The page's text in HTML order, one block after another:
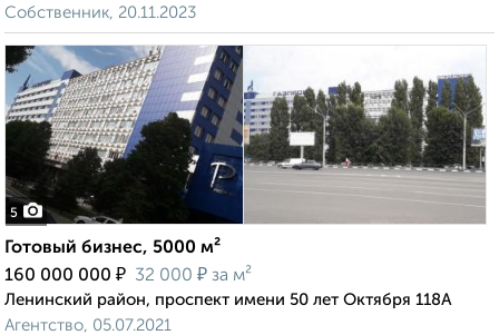
Собственник, 20.11.2023
5
Готовый бизнес, 5000 м²
160 000 000 ₽ 32 000 ₽ за м²
Ленинский район, проспект имени 50 лет Октября 118А
Агентство, 05.07.2021